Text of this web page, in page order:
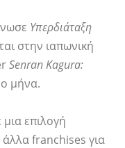
Υπερδιάταξη
στην ιαπωνική
Senran Kagura:
μήνα.
επιλογή
franchises για